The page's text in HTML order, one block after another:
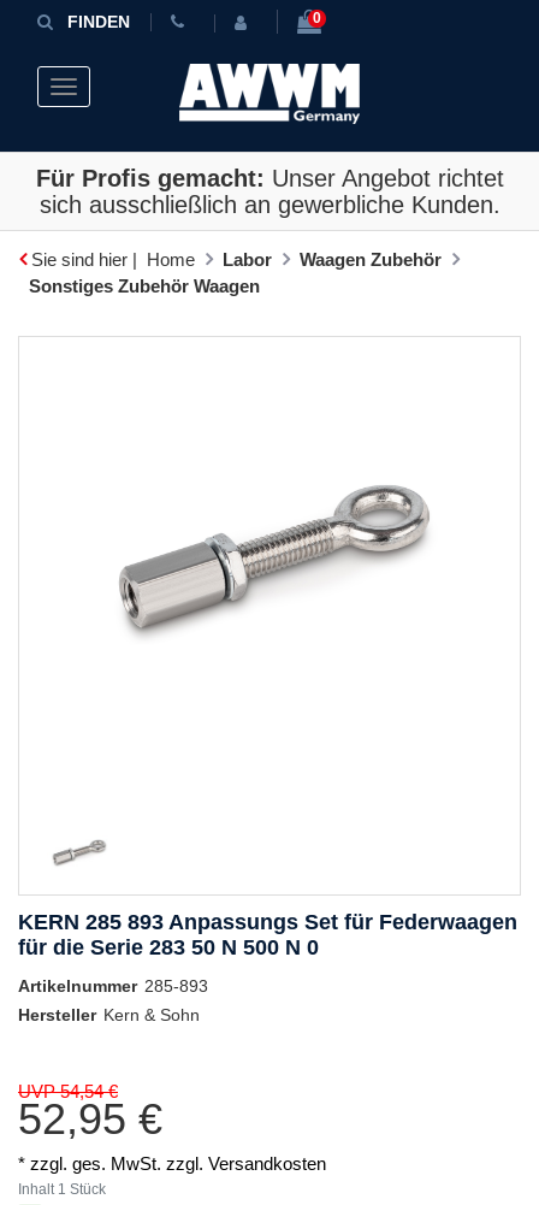
FINDEN 0
Toggle navigation
Für Profis gemacht: Unser Angebot richtet
sich ausschließlich an gewerbliche Kunden.
Sie sind hier | Home Labor
Waagen Zubehör
Sonstiges Zubehör Waagen
KERN 285 893 Anpassungs Set für Federwaagen
für die Serie 283 50 N 500 N 0
Artikelnummer 285-893
Hersteller Kern & Sohn
UVP 54,54 €
52,95 €
* zzgl. ges. MwSt. zzgl. Versandkosten
Inhalt 1 Stück